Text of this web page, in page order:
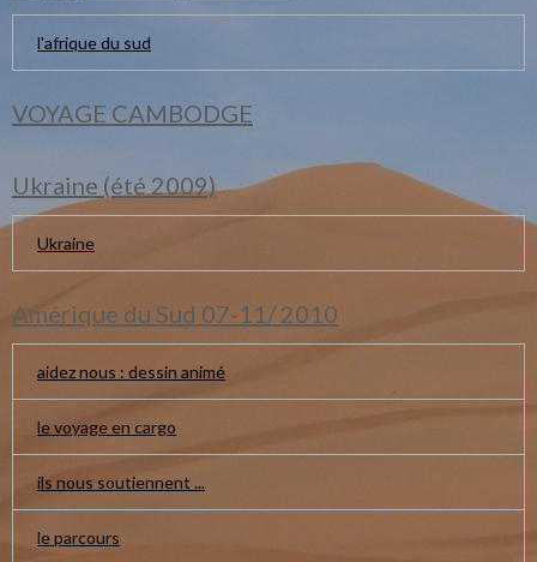
l'afrique du sud
VOYAGE CAMBODGE
Ukraine (été 2009)
Ukraine
Amérique du Sud 07-11/ 2010
aidez nous : dessin animé
le voyage en cargo
ils nous soutiennent ...
le parcours